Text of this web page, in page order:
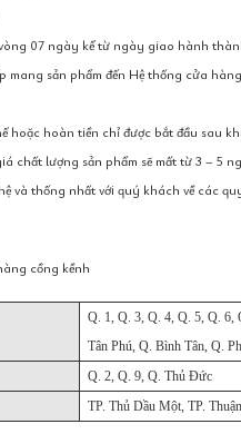
07 ngày kể từ ngày giao hành
sản phẩm đến Hệ thống cửa
hoặc hoàn tiền chỉ được bắt đầu sau
chất lượng sản phẩm sẽ mất từ 3 – 5
và thống nhất với quý khách về các
cồng kềnh
Q. 1, Q. 3, Q. 4, Q. 5, Q. 6,
Tân Phú, Q. Bình Tân, Q.
Q. 2, Q. 9, Q. Thủ Đức
TP. Thủ Dầu Một, TP.